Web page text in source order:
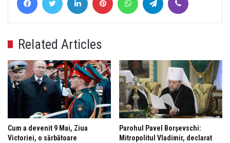
Related Articles
Cum a devenit 9 Mai, Ziua
Victoriei, o sărbătoare
Parohul Pavel Borșevschi:
Mitropolitul Vladimir, declarat